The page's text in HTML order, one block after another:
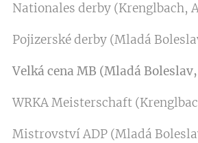
Nationales derby (Krenglbach,
Pojizerské derby (Mladá
Velká cena MB (Mladá
WRKA Meisterschaft
Mistrovství ADP (Mladá